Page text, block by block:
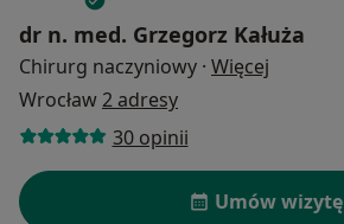
dr n. med. Grzegorz Kałuża
Chirurg naczyniowy · Więcej
Wrocław2 adresy
30 opinii
Umów wizytę